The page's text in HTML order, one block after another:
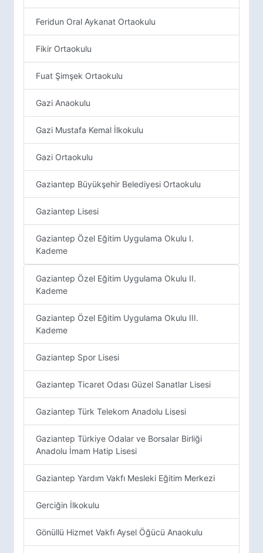
Feridun Oral Aykanat Ortaokulu
Fikir Ortaokulu
Fuat Şimşek Ortaokulu
Gazi Anaokulu
Gazi Mustafa Kemal İlkokulu
Gazi Ortaokulu
Gaziantep Büyükşehir Belediyesi Ortaokulu
Gaziantep Lisesi
Gaziantep Özel Eğitim Uygulama Okulu I.
Kademe
Gaziantep Özel Eğitim Uygulama Okulu II.
Kademe
Gaziantep Özel Eğitim Uygulama Okulu III.
Kademe
Gaziantep Spor Lisesi
Gaziantep Ticaret Odası Güzel Sanatlar Lisesi
Gaziantep Türk Telekom Anadolu Lisesi
Gaziantep Türkiye Odalar ve Borsalar Birliği
Anadolu İmam Hatip Lisesi
Gaziantep Yardım Vakfı Mesleki Eğitim Merkezi
Gerciğin İlkokulu
Gönüllü Hizmet Vakfı Aysel Öğücü Anaokulu